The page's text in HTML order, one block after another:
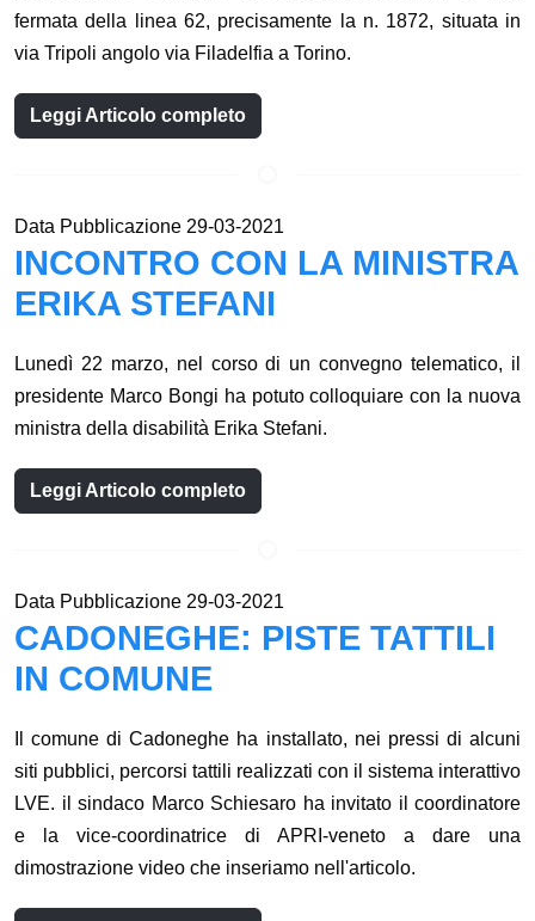
fermata della linea 62, precisamente la n. 1872, situata in
via Tripoli angolo via Filadelfia a Torino.
Leggi Articolo completo
Data Pubblicazione 29-03-2021
INCONTRO CON LA MINISTRA
ERIKA STEFANI
Lunedì 22 marzo, nel corso di un convegno telematico, il
presidente Marco Bongi ha potuto colloquiare con la nuova
ministra della disabilità Erika Stefani.
Leggi Articolo completo
Data Pubblicazione 29-03-2021
CADONEGHE: PISTE TATTILI
IN COMUNE
Il comune di Cadoneghe ha installato, nei pressi di alcuni
siti pubblici, percorsi tattili realizzati con il sistema interattivo
LVE. il sindaco Marco Schiesaro ha invitato il coordinatore
e la vice-coordinatrice di APRI-veneto a dare una
dimostrazione video che inseriamo nell'articolo.